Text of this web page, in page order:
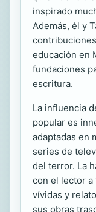
inspirado
Además, él y
educación en
fundaciones
escritura.
La influencia
popular es
adaptadas en
series de
del terror. La
con el lector
vívidas y
sus obras